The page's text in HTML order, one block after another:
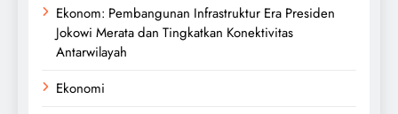
Ekonom: Pembangunan Infrastruktur Era Presiden
Jokowi Merata dan Tingkatkan Konektivitas
Antarwilayah
Ekonomi